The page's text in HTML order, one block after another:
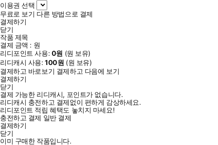
이용권 선택
무료로 보기 다른 방법으로 결제
결제하기
닫기
작품 제목
결제 금액 : 원
리디포인트 사용: 0원 (원 보유)
리디캐시 사용:100원 (원 보유)
결제하고 바로보기 결제하고 다음에 보기
결제하기
닫기
결제 가능한 리디캐시, 포인트가 없습니다.
리디캐시 충전하고 결제없이 편하게 감상하세요.
리디포인트 적립 혜택도 놓치지 마세요!
충전하고 결제 일반 결제
결제하기
닫기
이미 구매한 작품입니다.